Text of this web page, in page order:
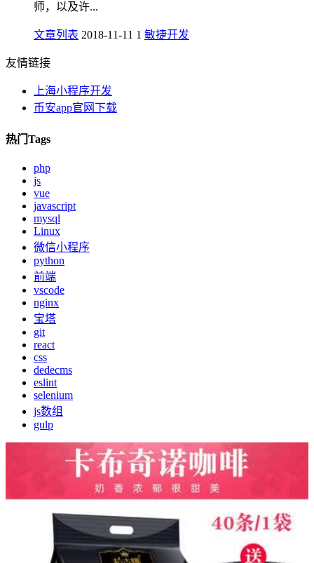
师，以及许...
文章列表 2018-11-11 1 敏捷开发
友情链接
上海小程序开发
币安app官网下载
热门Tags
php
js
vue
javascript
mysql
Linux
微信小程序
python
前端
vscode
nginx
宝塔
git
react
css
dedecms
eslint
selenium
js数组
gulp